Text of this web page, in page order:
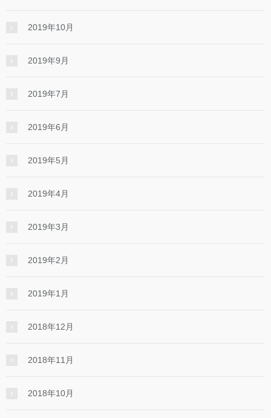
2019年10月
2019年9月
2019年7月
2019年6月
2019年5月
2019年4月
2019年3月
2019年2月
2019年1月
2018年12月
2018年11月
2018年10月